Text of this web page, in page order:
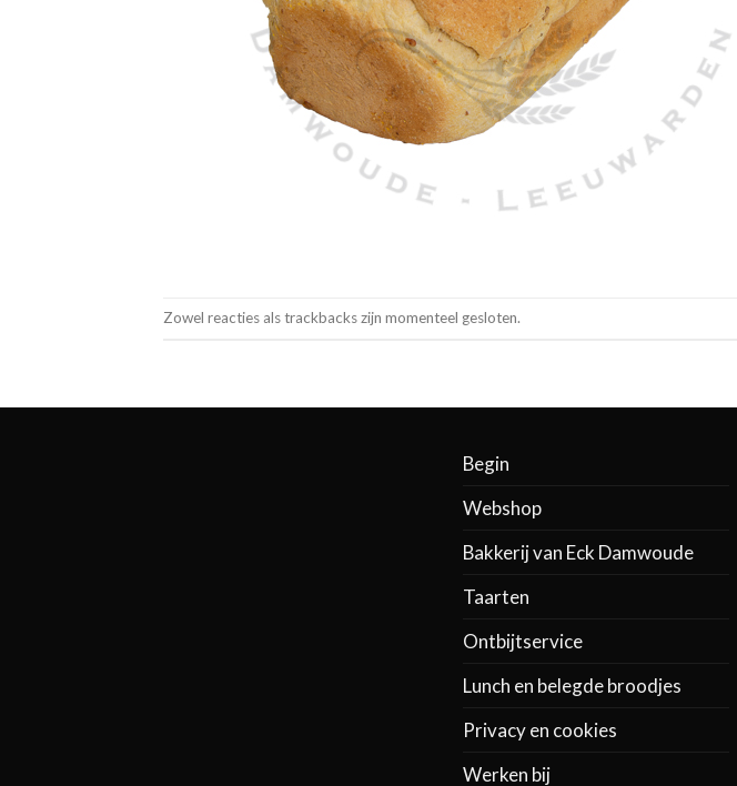
Zowel reacties als trackbacks zijn momenteel gesloten.
Begin
Webshop
Bakkerij van Eck Damwoude
Taarten
Ontbijtservice
Lunch en belegde broodjes
Privacy en cookies
Werken bij